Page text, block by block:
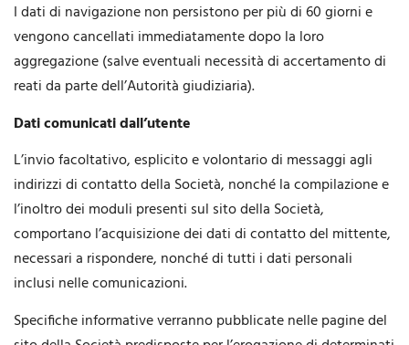
I dati di navigazione non persistono per più di 60 giorni e
vengono cancellati immediatamente dopo la loro
aggregazione (salve eventuali necessità di accertamento di
reati da parte dell’Autorità giudiziaria).
Dati comunicati dall’utente
L’invio facoltativo, esplicito e volontario di messaggi agli
indirizzi di contatto della Società, nonché la compilazione e
l’inoltro dei moduli presenti sul sito della Società,
comportano l’acquisizione dei dati di contatto del mittente,
necessari a rispondere, nonché di tutti i dati personali
inclusi nelle comunicazioni.
Specifiche informative verranno pubblicate nelle pagine del